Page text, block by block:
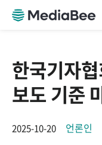
한국기자
보도 기준
2025-10-20 언론인